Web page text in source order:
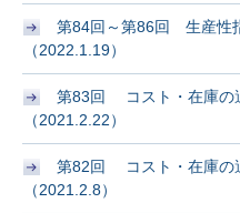
第84回～第86回 生産性
（2022.1.19）
第83回 コスト・在庫の
（2021.2.22）
第82回 コスト・在庫の
（2021.2.8）